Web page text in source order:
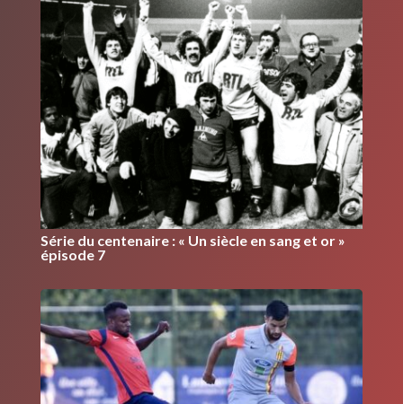
Série du centenaire : « Un siècle en sang et or »
épisode 7